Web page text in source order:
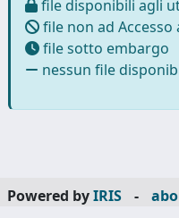
file disponibili agli
file non ad Accesso
file sotto embargo
nessun file
Powered byIRIS -